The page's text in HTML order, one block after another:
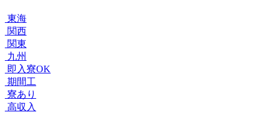
東海
関西
関東
九州
即入寮OK
期間工
寮あり
高収入